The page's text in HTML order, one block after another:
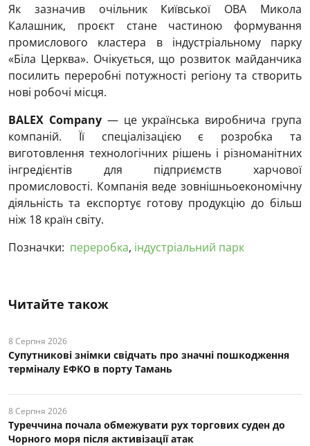
Як зазначив очільник Київської ОВА Микола
Калашник, проєкт стане частиною формування
промислового кластера в індустріальному парку
«Біла Церква». Очікується, що розвиток майданчика
посилить переробні потужності регіону та створить
нові робочі місця.
BALEX Company — це українська виробнича група
компаній. Її спеціалізацією є розробка та
виготовлення технологічних рішень і різноманітних
інгредієнтів для підприємств харчової
промисловості. Компанія веде зовнішньоекономічну
діяльність та експортує готову продукцію до більш
ніж 18 країн світу.
Позначки: переробка, індустріальний парк
Читайте також
8 Серпня 2026
Супутникові знімки свідчать про значні пошкодження
терміналу ЕФКО в порту Тамань
8 Серпня 2026
Туреччина почала обмежувати рух торгових суден до
Чорного моря після активізації атак